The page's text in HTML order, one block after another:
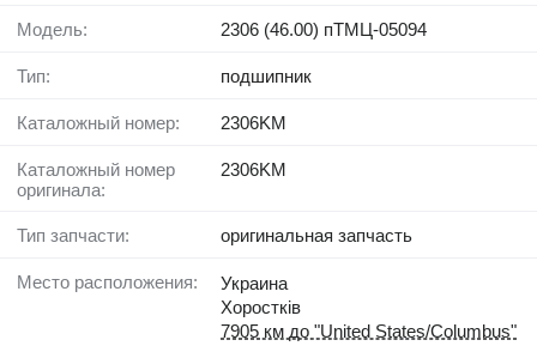
Модель: 2306 (46.00) пТМЦ-05094
Тип: подшипник
Каталожный номер: 2306KM
Каталожный номер
оригинала:
2306KM
Тип запчасти: оригинальная запчасть
Место расположения:
Украина
Хоростків
7905 км до "United States/Columbus"